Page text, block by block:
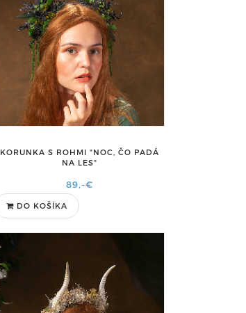
KORUNKA S ROHMI "NOC, ČO PADÁ
NA LES"
89,-€
DO KOŠÍKA